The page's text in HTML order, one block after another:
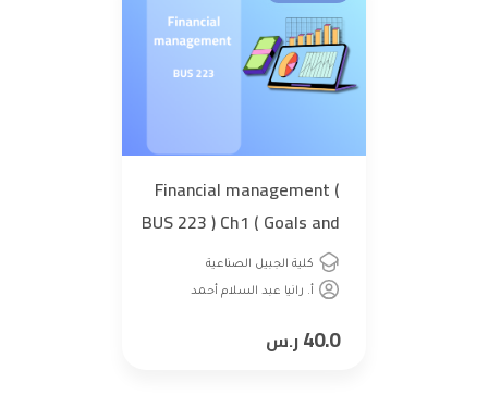
Financial management (
BUS 223 ) Ch1 ( Goals and
governance the
corporation )
كلية الجبيل الصناعية
أ. رانيا عبد السلام أحمد
40.0ر.س